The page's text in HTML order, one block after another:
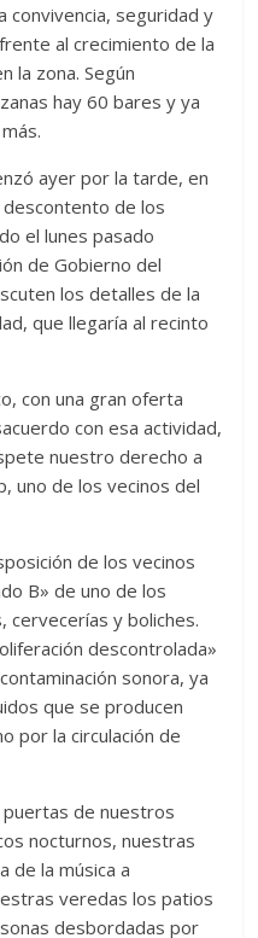
convivencia, seguridad y
al crecimiento de la
la zona. Según
hay 60 bares y ya
ayer por la tarde, en
descontento de los
el lunes pasado
de Gobierno del
los detalles de la
que llegaría al recinto
con una gran oferta
con esa actividad,
nuestro derecho a
uno de los vecinos del
de los vecinos
B» de uno de los
cervecerías y boliches.
descontrolada»
sonora, ya
que se producen
por la circulación de
puertas de nuestros
nocturnos, nuestras
de la música a
veredas los patios
desbordadas por